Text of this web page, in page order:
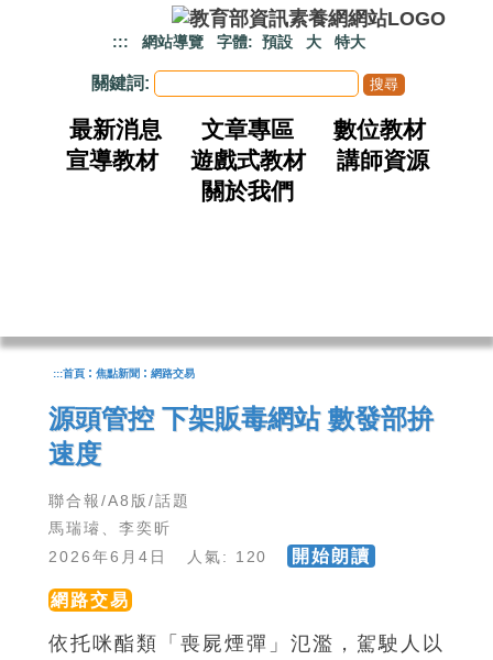
::: 網站導覽 字體: 預設 大 特大
關鍵詞:
最新消息 文章專區
數位教材
宣導教材
遊戲式教材
講師資源
關於我們
:::首頁 : 焦點新聞 : 網路交易
源頭管控 下架販毒網站 數發部拚
速度
聯合報/A8版/話題
馬瑞璿、李奕昕
2026年6月4日 人氣: 120
開始朗讀
網路交易
依托咪酯類「喪屍煙彈」氾濫，駕駛人以